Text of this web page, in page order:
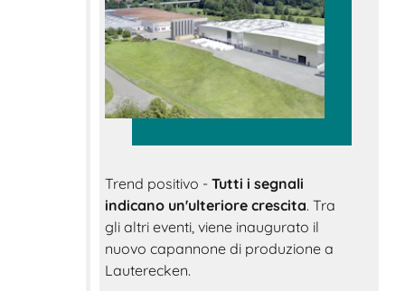
Trend positivo -Tutti i segnali
indicano un'ulteriore crescita. Tra
gli altri eventi, viene inaugurato il
nuovo capannone di produzione a
Lauterecken.